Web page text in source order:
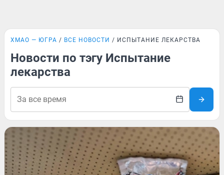
ХМАО — ЮГРА ВСЕ НОВОСТИ ИСПЫТАНИЕ ЛЕКАРСТВА
Новости по тэгу Испытание
лекарства